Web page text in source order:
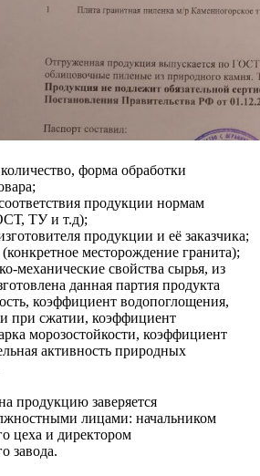
форма обработки
продукции нормам
ТУ и т.д);
продукции и её заказчика;
месторождение гранита);
механические свойства сырья, из
данная партия продукта
коэффициент водопоглощения,
при сжатии, коэффициент
морозостойкости, коэффициент
активность природных
продукцию заверяется
лицами: начальником
цеха и директором
завода.